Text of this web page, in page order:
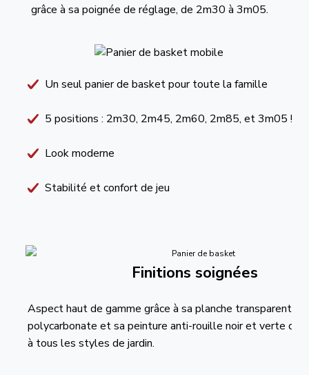
grâce à sa poignée de réglage, de 2m30 à 3m05.
Un seul panier de basket pour toute la famille
5 positions : 2m30, 2m45, 2m60, 2m85, et 3m05 !
Look moderne
Stabilité et confort de jeu
Finitions soignées
Aspect haut de gamme grâce à sa planche transparente
polycarbonate et sa peinture anti-rouille noir et verte qui
à tous les styles de jardin.